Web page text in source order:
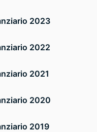
2023
2022
2021
2020
2019